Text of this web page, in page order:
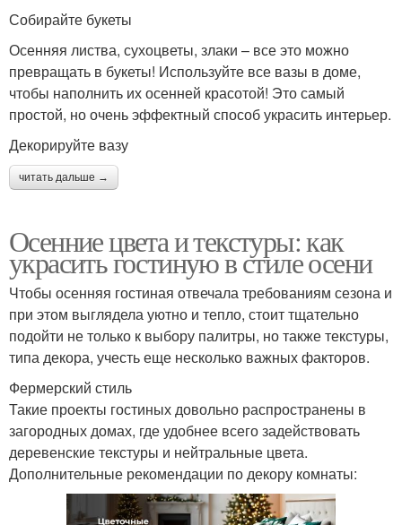
Собирайте букеты
Осенняя листва, сухоцветы, злаки – все это можно
превращать в букеты! Используйте все вазы в доме,
чтобы наполнить их осенней красотой! Это самый
простой, но очень эффектный способ украсить интерьер.
Декорируйте вазу
читать дальше →
Осенние цвета и текстуры: как
украсить гостиную в стиле осени
Чтобы осенняя гостиная отвечала требованиям сезона и
при этом выглядела уютно и тепло, стоит тщательно
подойти не только к выбору палитры, но также текстуры,
типа декора, учесть еще несколько важных факторов.
Фермерский стиль
Такие проекты гостиных довольно распространены в
загородных домах, где удобнее всего задействовать
деревенские текстуры и нейтральные цвета.
Дополнительные рекомендации по декору комнаты: